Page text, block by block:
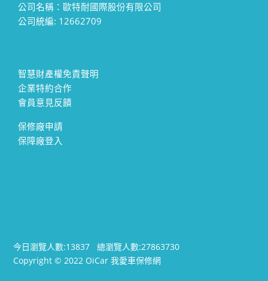
公司名稱：歐特耐國際股份有限公司
公司統編: 12662709
智慧財產權免責聲明
企業特約合作
會員意見反饋
保修廠申請
保障廠登入
今日瀏覽人數:13837總瀏覽人數:27863730
Copyright © 2022 OiCar 我愛車保修網